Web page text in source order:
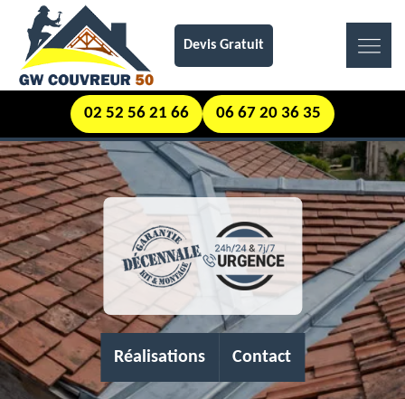
Devis Gratuit
02 52 56 21 66 06 67 20 36 35
Réalisations Contact